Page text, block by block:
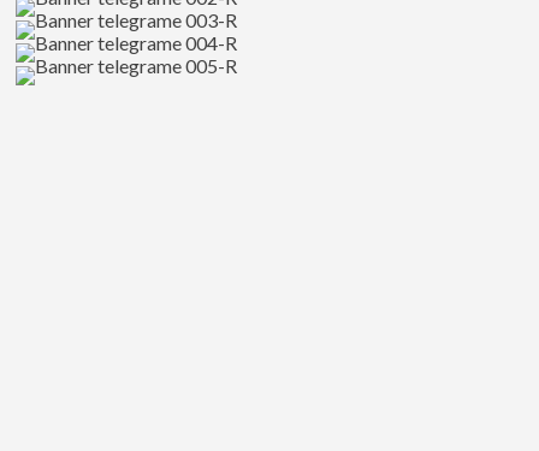
บันเทิง